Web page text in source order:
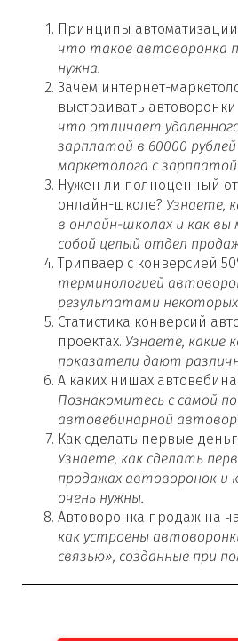
Принципы
что такое автоворонка
нужна.
Зачем интернет-
выстраивать
что отличает
зарплатой в 60000
маркетолога с зарплатой
Нужен ли полноценный
онлайн-школе? Узнаете,
в онлайн-школах и как
собой целый отдел
Трипваер с конверсией
терминологией
результатами некоторых
Статистика конверсий
проектах. Узнаете, какие
показатели дают
А каких нишах
Познакомитесь с самой
автовебинарной
Как сделать первые
Узнаете, как сделать
продажах автоворонок и
очень нужны.
Автоворонка продаж на
как устроены
связью», созданные при